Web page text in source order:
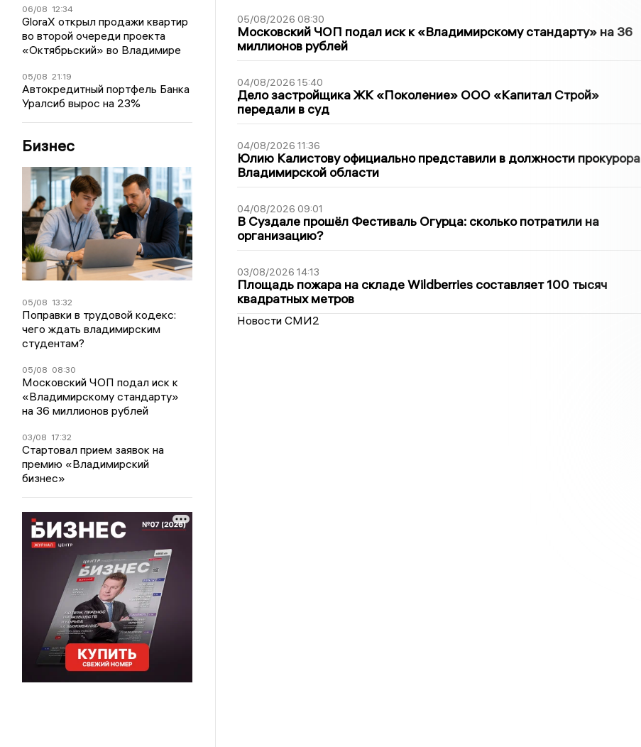
06/08 12:34
GloraX открыл продажи квартир
во второй очереди проекта
«Октябрьский» во Владимире
05/08 21:19
Автокредитный портфель Банка
Уралсиб вырос на 23%
Бизнес
05/08 13:32
Поправки в трудовой кодекс:
чего ждать владимирским
студентам?
05/08 08:30
Московский ЧОП подал иск к
«Владимирскому стандарту»
на 36 миллионов рублей
03/08 17:32
Стартовал прием заявок на
премию «Владимирский
бизнес»
05/08/2026 08:30
Московский ЧОП подал иск к «Владимирскому стандарту» на 36
миллионов рублей
04/08/2026 15:40
Дело застройщика ЖК «Поколение» ООО «Капитал Строй»
передали в суд
04/08/2026 11:36
Юлию Калистову официально представили в должности прокурора
Владимирской области
04/08/2026 09:01
В Суздале прошёл Фестиваль Огурца: сколько потратили на
организацию?
03/08/2026 14:13
Площадь пожара на складе Wildberries составляет 100 тысяч
квадратных метров
Новости СМИ2